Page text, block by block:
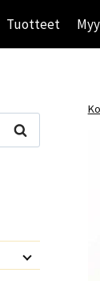
Tuotteet
Haku